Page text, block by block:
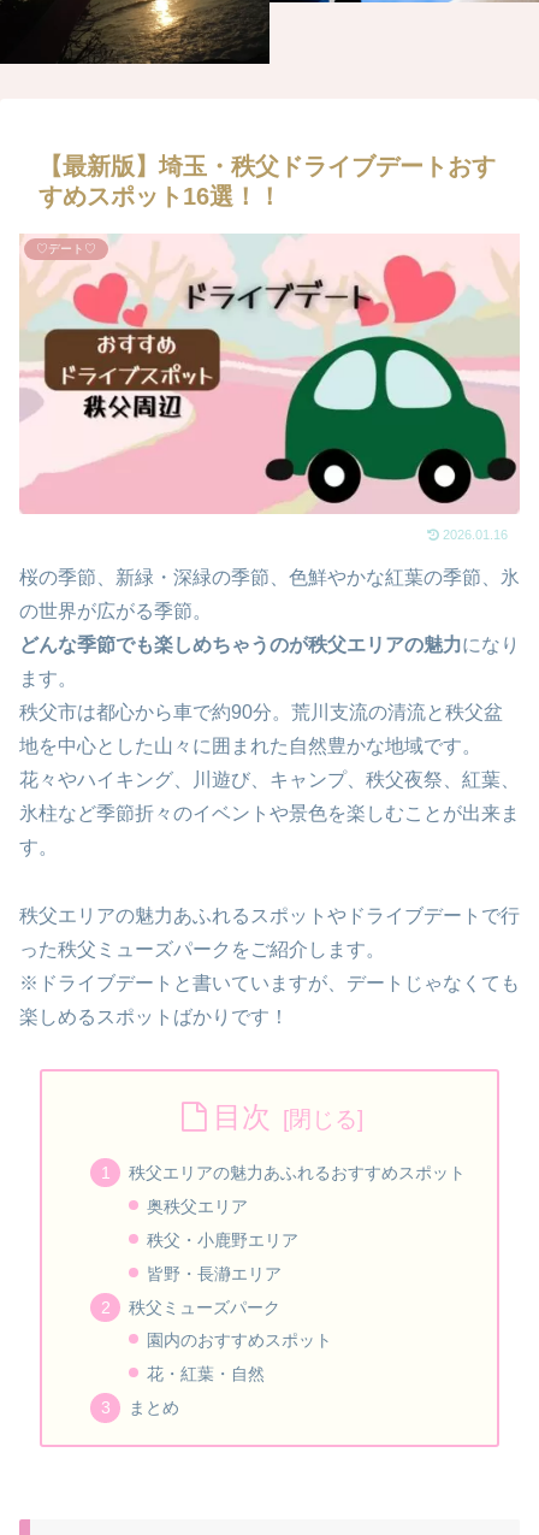
【最新版】埼玉・秩父ドライブデートおす
すめスポット16選！！
♡デート♡
2026.01.16
桜の季節、新緑・深緑の季節、色鮮やかな紅葉の季節、氷
の世界が広がる季節。
どんな季節でも楽しめちゃうのが秩父エリアの魅力になり
ます。
秩父市は都心から車で約90分。荒川支流の清流と秩父盆
地を中心とした山々に囲まれた自然豊かな地域です。
花々やハイキング、川遊び、キャンプ、秩父夜祭、紅葉、
氷柱など季節折々のイベントや景色を楽しむことが出来ま
す。
秩父エリアの魅力あふれるスポットやドライブデートで行
った秩父ミューズパークをご紹介します。
※ドライブデートと書いていますが、デートじゃなくても
楽しめるスポットばかりです！
目次
秩父エリアの魅力あふれるおすすめスポット
奥秩父エリア
秩父・小鹿野エリア
皆野・長瀞エリア
秩父ミューズパーク
園内のおすすめスポット
花・紅葉・自然
まとめ